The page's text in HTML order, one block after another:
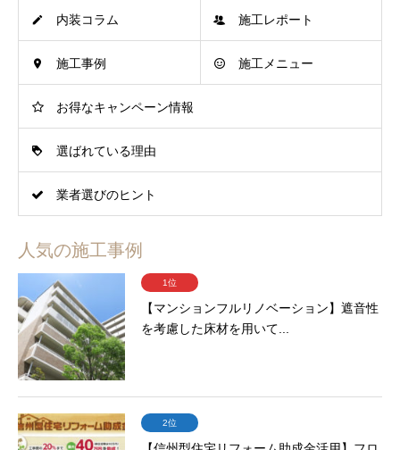
内装コラム 施工レポート
施工事例 施工メニュー
お得なキャンペーン情報
選ばれている理由
業者選びのヒント
人気の施工事例
1位
【マンションフルリノベーション】遮音性
を考慮した床材を用いて...
2位